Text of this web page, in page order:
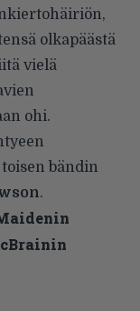
,
olkapäästä
vielä
ohi.
toisen bändin
.